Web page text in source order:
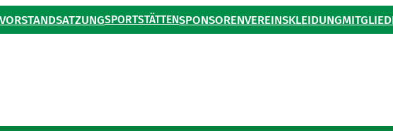
VORSTANDSATZUNGSPORTSTÄTTENSPONSORENVEREINSKLEIDUNG